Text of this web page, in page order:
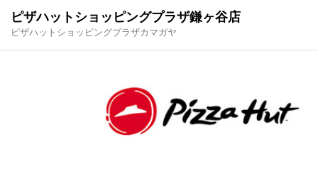
ピザハットショッピングプラザ鎌ヶ谷店
ピザハットショッピングプラザカマガヤ